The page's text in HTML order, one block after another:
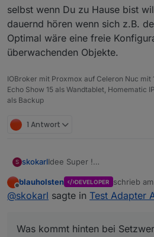
selbst wenn Du zu Hause bist
dauernd hören wenn sich z.B.
Optimal wäre eine freie
überwachenden Objekte.
IOBroker mit Proxmox auf Celeron Nuc mit
Echo Show 15 als Wandtablet, Homematic
als Backup
1 Antwort
S skokarlIdee Super !
aber nen ganz kleines
noch ....
edit :
Offline
blauholsten DEVELOPER schrieb am
zuletzt
@skokarl sagte in Test Adapter
Was kommt hinten bei